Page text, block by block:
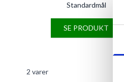
Standardmål
SE PRODUKT
2 varer